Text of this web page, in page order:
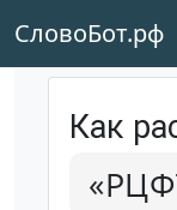
СловоБот.рф
Как